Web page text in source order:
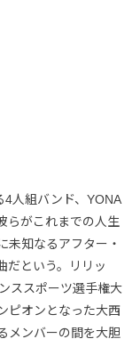
4人組バンド、YONA
らがこれまでの人生
未知なるアフター・
だという。リリッ
ススポーツ選手権大
ピオンとなった大西
メンバーの間を大胆